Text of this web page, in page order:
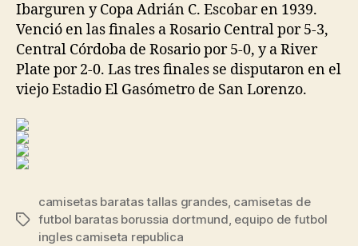
Ibarguren y Copa Adrián C. Escobar en 1939.
Venció en las finales a Rosario Central por 5-3,
Central Córdoba de Rosario por 5-0, y a River
Plate por 2-0. Las tres finales se disputaron en el
viejo Estadio El Gasómetro de San Lorenzo.
Etiquetas
camisetas baratas tallas grandes, camisetas de
futbol baratas borussia dortmund equipo de futbol
ingles camiseta republica